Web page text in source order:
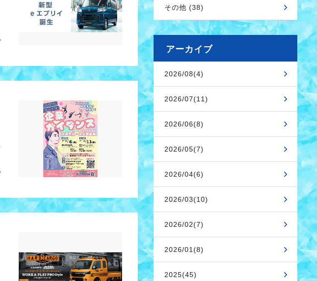
その他 (38)
アーカイブ
2026/08(4)
2026/07(11)
2026/06(8)
2026/05(7)
2026/04(6)
2026/03(10)
2026/02(7)
2026/01(8)
2025(45)